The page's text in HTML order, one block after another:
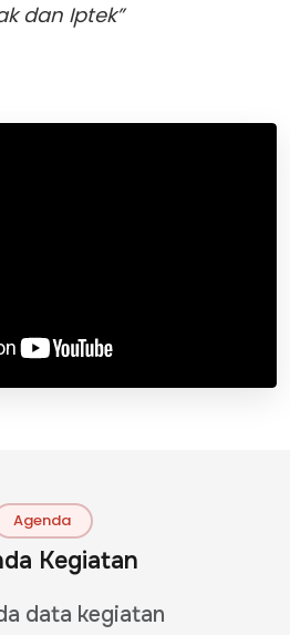
dan Iptek”
Agenda
Kegiatan
data kegiatan